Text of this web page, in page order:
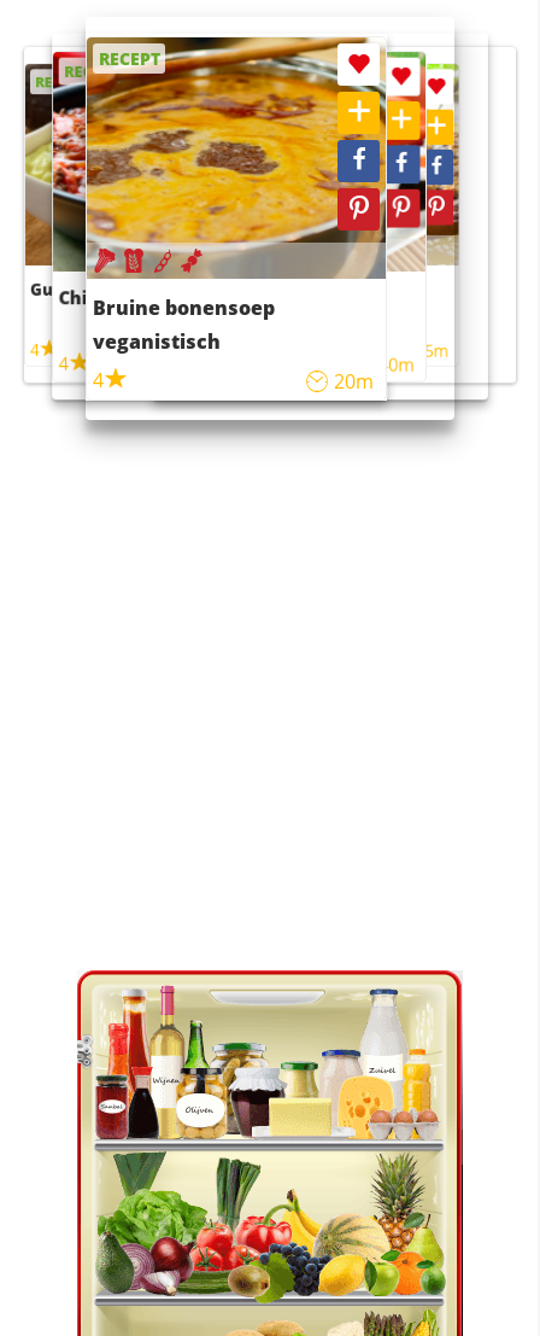
RECEPT
Guacamole
4
RECEPT
Chili con carne
4 45m
RECEPT
Bruine bonensoep
veganistisch
4
20m
RECEPT
Sushi rijstsalade
maaltijdsalade
40m
RECEPT
4 55m